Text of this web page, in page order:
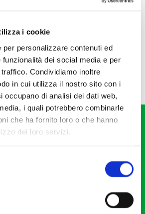
i cookie
personalizzare contenuti ed
dei social media e per
Condividiamo inoltre
in cui utilizza il nostro sito con i
occupano di analisi dei dati web,
i quali potrebbero combinarle
che ha fornito loro o che hanno
dei loro servizi.